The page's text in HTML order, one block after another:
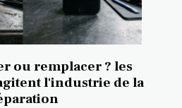
ou remplacer ? les
l'industrie de la